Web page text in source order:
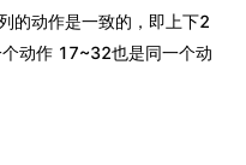
的动作是一致的，即上下2
动作 17~32也是同一个动